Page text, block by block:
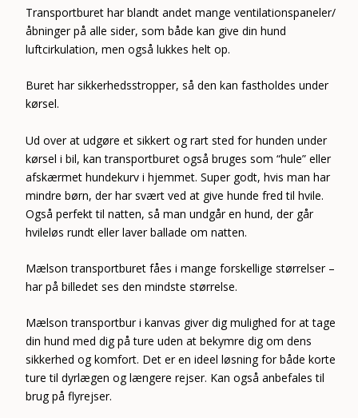
Transportburet har blandt andet mange ventilationspaneler/
åbninger på alle sider, som både kan give din hund
luftcirkulation, men også lukkes helt op.
Buret har sikkerhedsstropper, så den kan fastholdes under
kørsel.
Ud over at udgøre et sikkert og rart sted for hunden under
kørsel i bil, kan transportburet også bruges som “hule” eller
afskærmet hundekurv i hjemmet. Super godt, hvis man har
mindre børn, der har svært ved at give hunde fred til hvile.
Også perfekt til natten, så man undgår en hund, der går
hvileløs rundt eller laver ballade om natten.
Mælson transportburet fåes i mange forskellige størrelser –
har på billedet ses den mindste størrelse.
Mælson transportbur i kanvas giver dig mulighed for at tage
din hund med dig på ture uden at bekymre dig om dens
sikkerhed og komfort. Det er en ideel løsning for både korte
ture til dyrlægen og længere rejser. Kan også anbefales til
brug på flyrejser.